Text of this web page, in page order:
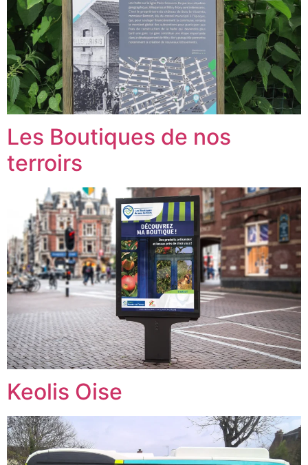
Les Boutiques de nos
terroirs
Keolis Oise